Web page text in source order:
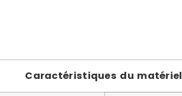
Caractéristiques du matériel